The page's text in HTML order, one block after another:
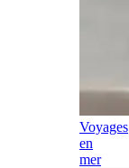
Voyages
en
mer